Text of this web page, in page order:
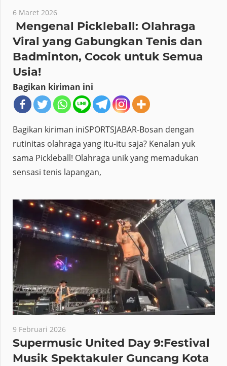
6 Maret 2026
Mengenal Pickleball: Olahraga
Viral yang Gabungkan Tenis dan
Badminton, Cocok untuk Semua
Usia!
Bagikan kiriman ini
Bagikan kiriman iniSPORTSJABAR-Bosan dengan
rutinitas olahraga yang itu-itu saja? Kenalan yuk
sama Pickleball! Olahraga unik yang memadukan
sensasi tenis lapangan,
9 Februari 2026
Supermusic United Day 9:Festival
Musik Spektakuler Guncang Kota